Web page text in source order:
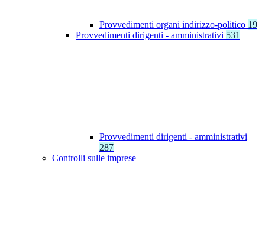
Provvedimenti organi indirizzo-politico 19
Provvedimenti dirigenti - amministrativi 531
Provvedimenti dirigenti - amministrativi
287
Controlli sulle imprese